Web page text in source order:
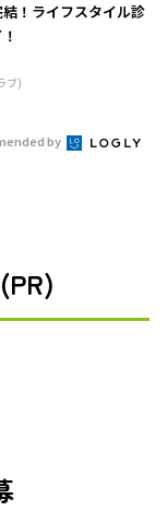
！ライフスタイル診
ブ)
by